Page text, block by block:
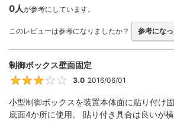
0人が参考にしています。
このレビューは参考になりましたか？ 参考にな
制御ボックス壁面固定
3.0 2016/06/01
小型制御ボックスを装置本体面に貼り付け
底面4か所に使用。 貼り付き具合は良いが